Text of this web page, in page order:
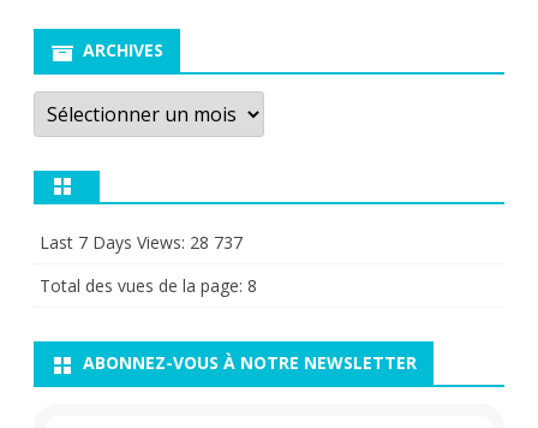
ARCHIVES
Archives
Last 7 Days Views: 28 737
Total des vues de la page: 8
ABONNEZ-VOUS À NOTRE NEWSLETTER